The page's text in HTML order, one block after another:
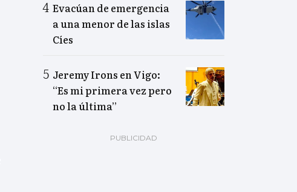
Evacúan de emergencia
a una menor de las islas
Cíes
Jeremy Irons en Vigo:
“Es mi primera vez pero
no la última”